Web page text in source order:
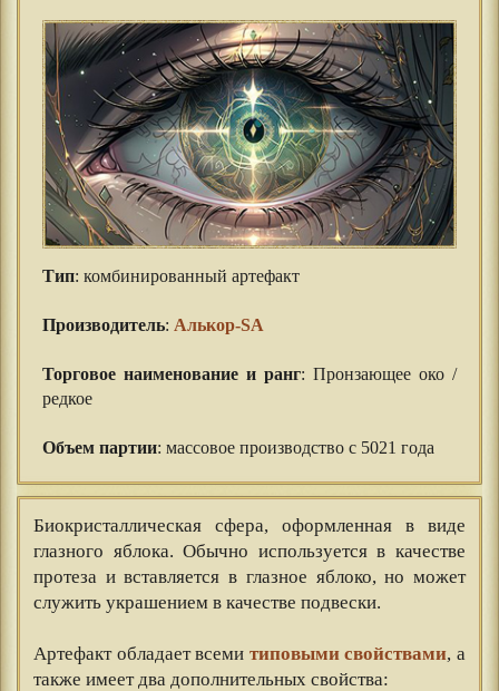
Тип: комбинированный артефакт
Производитель: Алькор-SA
Торговое наименование и ранг: Пронзающее око /
редкое
Объем партии: массовое производство с 5021 года
Биокристаллическая сфера, оформленная в виде
глазного яблока. Обычно используется в качестве
протеза и вставляется в глазное яблоко, но может
служить украшением в качестве подвески.
Артефакт обладает всеми типовыми свойствами, а
также имеет два дополнительных свойства: